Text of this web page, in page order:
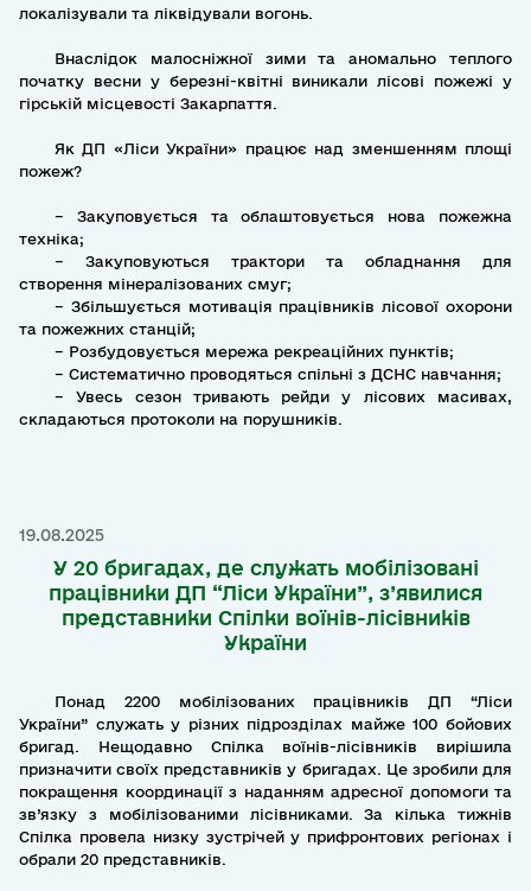
локалізували та ліквідували вогонь.
Внаслідок малосніжної зими та аномально теплого
початку весни у березні-квітні виникали лісові пожежі у
гірській місцевості Закарпаття.
Як ДП «Ліси України» працює над зменшенням площі
пожеж?
– Закуповується та облаштовується нова пожежна
техніка;
– Закуповуються трактори та обладнання для
створення мінералізованих смуг;
– Збільшується мотивація працівників лісової охорони
та пожежних станцій;
– Розбудовується мережа рекреаційних пунктів;
– Систематично проводяться спільні з ДСНС навчання;
– Увесь сезон тривають рейди у лісових масивах,
складаються протоколи на порушників.
19.08.2025
У 20 бригадах, де служать мобілізовані
працівники ДП “Ліси України”, з’явилися
представники Спілки воїнів-лісівників
України
Понад 2200 мобілізованих працівників ДП “Ліси
України” служать у різних підрозділах майже 100 бойових
бригад. Нещодавно Спілка воїнів-лісівників вирішила
призначити своїх представників у бригадах. Це зробили для
покращення координації з наданням адресної допомоги та
зв’язку з мобілізованими лісівниками. За кілька тижнів
Спілка провела низку зустрічей у прифронтових регіонах і
обрали 20 представників.